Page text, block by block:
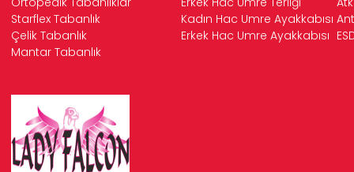
Starflex Tabanlık
Kadın Hac Umre Ayakkabısı
Çelik Tabanlık
Erkek Hac Umre Ayakkabısı
Mantar Tabanlık